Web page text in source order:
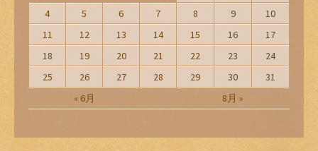
« 6月 8月 »
4
5 6 7 8 9
10
11
12 13 14 15 16
17
18
19 20 21 22 23
24
25
26 27 28 29 30 31